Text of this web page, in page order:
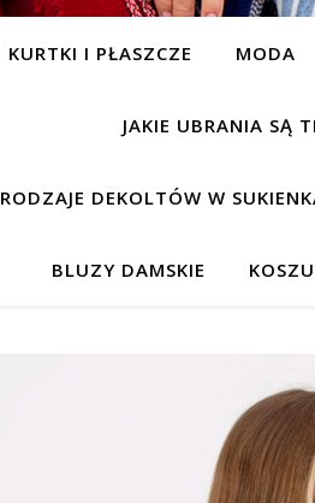
KURTKI I PŁASZCZE MODA
JAKIE UBRANIA SĄ
RODZAJE DEKOLTÓW W
BLUZY DAMSKIE